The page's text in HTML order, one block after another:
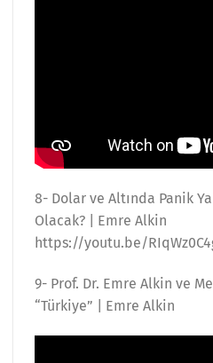
8- Dolar ve Altında Panik
Olacak? | Emre Alkin
https://youtu.be/
9- Prof. Dr. Emre Alkin ve
“Türkiye” | Emre Alkin